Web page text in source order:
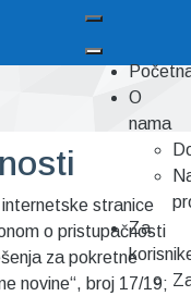
O
nama
Za
stranice
o pristupačnosti
za pokretne
novine“, broj 17/19;